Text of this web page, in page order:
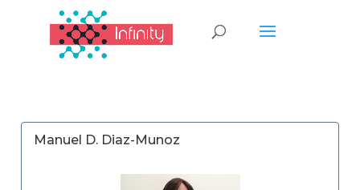
Manuel D. Diaz-Munoz